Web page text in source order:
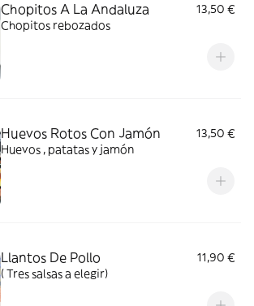
Chopitos A La Andaluza
13,50 €
Chopitos rebozados
Huevos Rotos Con Jamón
13,50 €
Huevos , patatas y jamón
Llantos De Pollo
11,90 €
( Tres salsas a elegir)